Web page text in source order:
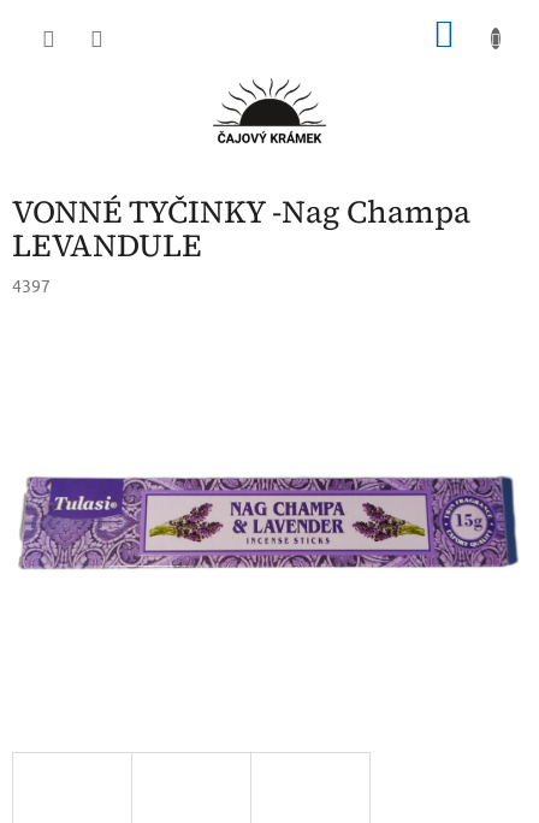
VONNÉ TYČINKY -Nag Champa
LEVANDULE
4397